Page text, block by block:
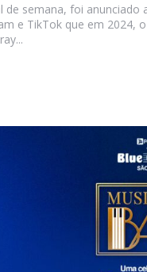
de semana, foi anunciado
e TikTok que em 2024,